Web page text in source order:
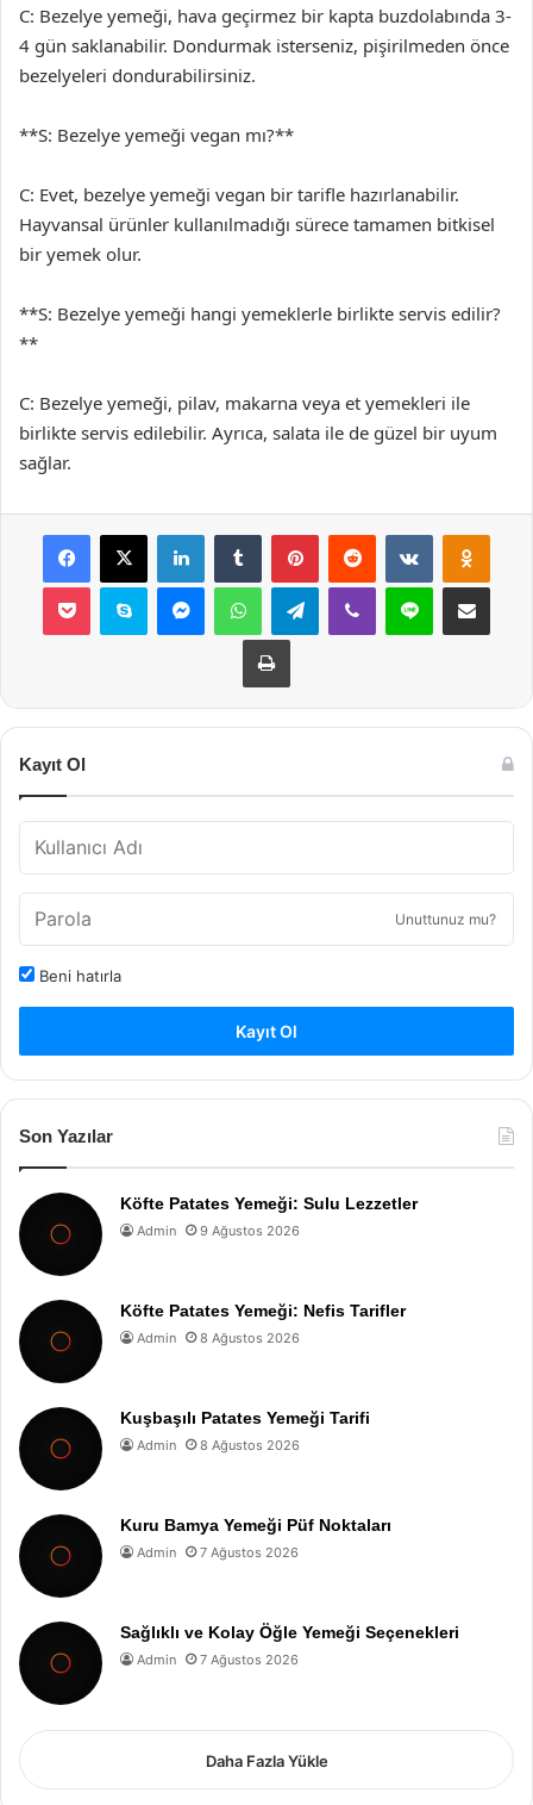
C: Bezelye yemeği, hava geçirmez bir kapta buzdolabında 3-
4 gün saklanabilir. Dondurmak isterseniz, pişirilmeden önce
bezelyeleri dondurabilirsiniz.
**S: Bezelye yemeği vegan mı?**
C: Evet, bezelye yemeği vegan bir tarifle hazırlanabilir.
Hayvansal ürünler kullanılmadığı sürece tamamen bitkisel
bir yemek olur.
**S: Bezelye yemeği hangi yemeklerle birlikte servis edilir?
**
C: Bezelye yemeği, pilav, makarna veya et yemekleri ile
birlikte servis edilebilir. Ayrıca, salata ile de güzel bir uyum
sağlar.
Facebook
X LinkedInTumblr PinterestReddit VKontakte
Pocket Skype MessengerWhatsAppTelegramViber Line E-Posta ile
Yazdır
Kayıt Ol
Unuttunuz mu?
Beni hatırla
Kayıt Ol
Son Yazılar
Köfte Patates Yemeği: Sulu Lezzetler
Admin 9 Ağustos 2026
Köfte Patates Yemeği: Nefis Tarifler
Admin 8 Ağustos 2026
Kuşbaşılı Patates Yemeği Tarifi
Admin 8 Ağustos 2026
Kuru Bamya Yemeği Püf Noktaları
Admin 7 Ağustos 2026
Sağlıklı ve Kolay Öğle Yemeği Seçenekleri
Admin 7 Ağustos 2026
Daha Fazla Yükle